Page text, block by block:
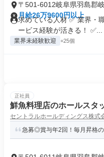
〒501-6012岐阜県羽島郡
月給26万9600円以上
求めている人材 ✅ 業界・
ービス経験が活きる！ ✅...
業界未経験歓迎 +25個
正社員
鮮魚料理店のホールスタ
セントラルホールディングス株式
急募◎賞与年2回！毎月昇格